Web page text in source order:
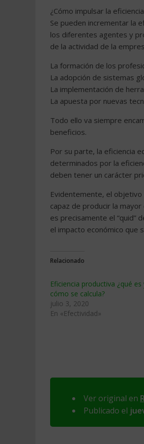
¿Cómo impulsar la
Se pueden incrementar la
los diferentes agentes y
de la actividad de la
La formación de los
La adopción de sistemas
La implementación de
La apuesta por nuevas
Todo ello va siempre
beneficios.
Por su parte, la eficiencia
determinados por la
deben tener un carácter
Evidentemente, el objetivo
capaz de producir la
es precisamente el “quid”
el impacto económico que
Relacionado
Eficiencia productiva ¿qué es
cómo se calcula?
julio 3, 2020
En «Efectividad»
Ver original en
Publicado el